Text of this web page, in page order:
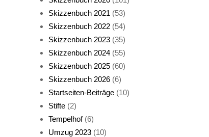
Katze sturmerprobt
KatzenFenster
Skizzenbuch 2021 (53)
Skizzenbuch 2022(54)
Skizzenbuch 2023(35)
Skizzenbuch 2024(55)
Skizzenbuch 2025(60)
Skizzenbuch 2026(6)
Startseiten-Beiträge(10)
Stifte(2)
Tempelhof(6)
Umzug 2023(10)